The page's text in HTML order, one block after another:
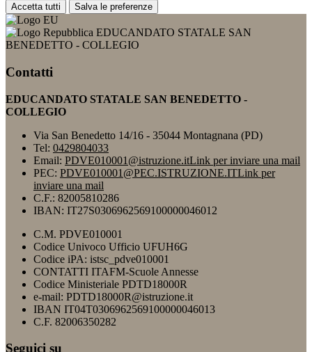
Accetta tutti Salva le preferenze
EDUCANDATO STATALE SAN
BENEDETTO - COLLEGIO
Contatti
EDUCANDATO STATALE SAN BENEDETTO -
COLLEGIO
Via San Benedetto 14/16 - 35044 Montagnana (PD)
Tel: 0429804033
Email: PDVE010001@istruzione.itLink per inviare una mail
PEC: PDVE010001@PEC.ISTRUZIONE.ITLink per
inviare una mail
C.F.: 82005810286
IBAN: IT27S0306962569100000046012
C.M. PDVE010001
Codice Univoco Ufficio UFUH6G
Codice iPA: istsc_pdve010001
CONTATTI ITAFM-Scuole Annesse
Codice Ministeriale PDTD18000R
e-mail: PDTD18000R@istruzione.it
IBAN IT04T0306962569100000046013
C.F. 82006350282
Seguici su